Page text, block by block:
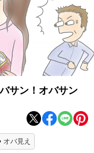
サン！オバサン
オバ見え